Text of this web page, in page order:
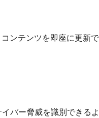
ンテンツを即座に更新
バー脅威を識別できる